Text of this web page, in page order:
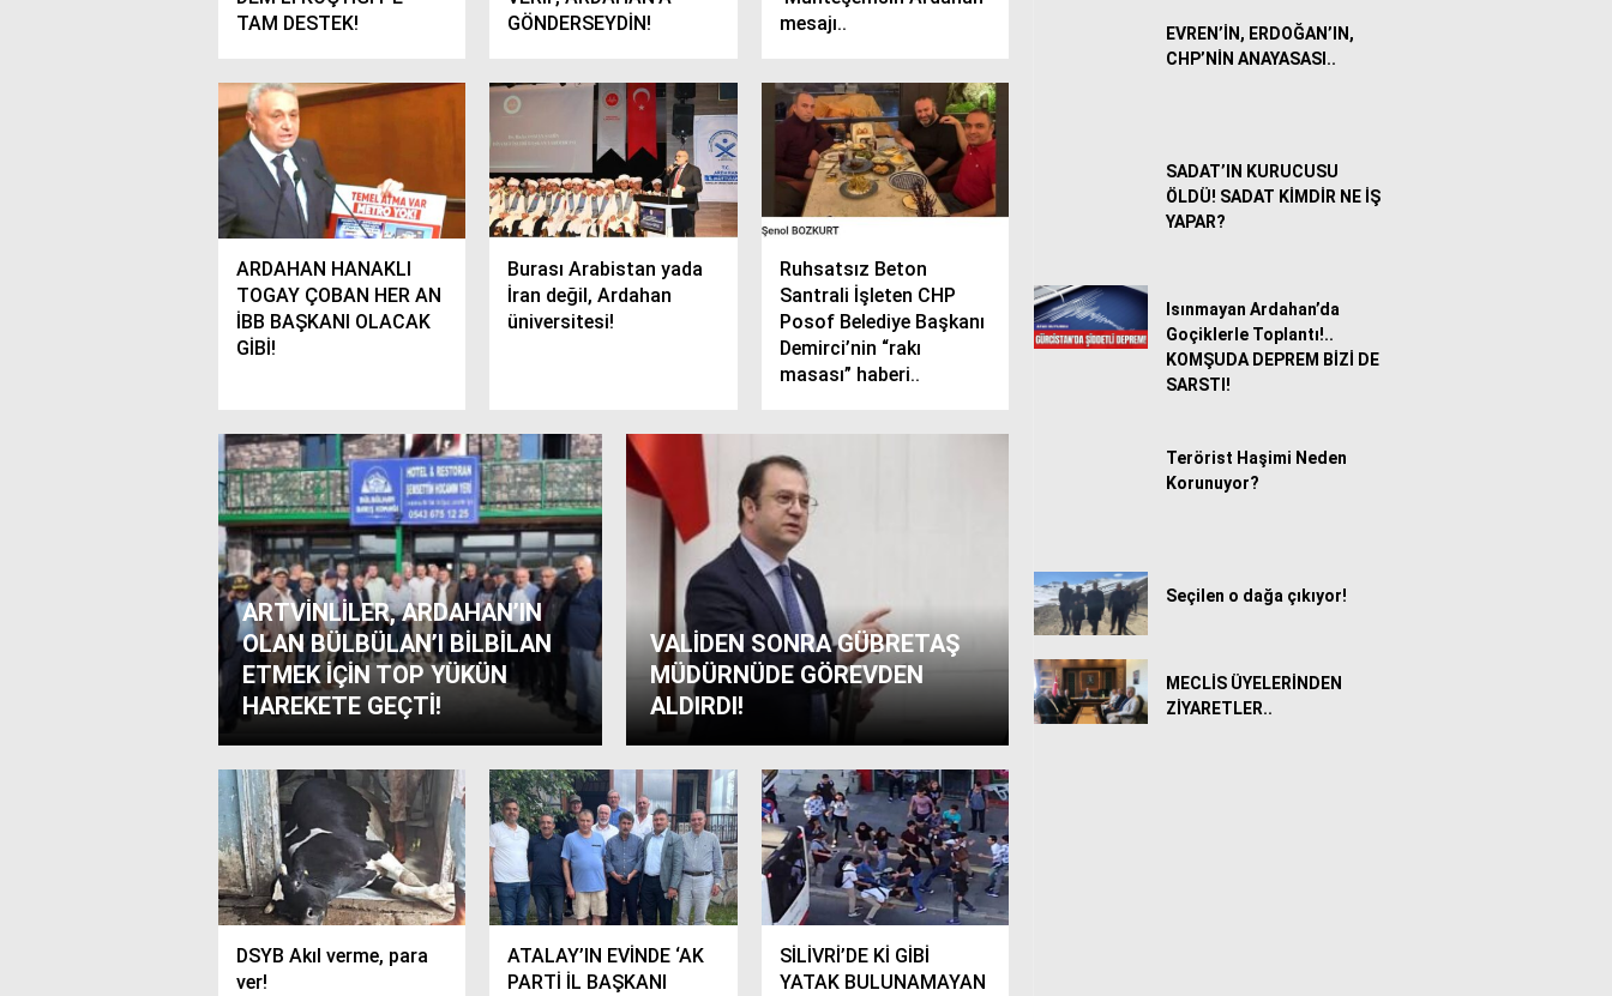
TAM DESTEK!
GÖNDERSEYDİN!
mesajı..
ARDAHAN HANAKLI
TOGAY ÇOBAN HER AN
İBB BAŞKANI OLACAK
GİBİ!
Burası Arabistan yada
İran değil, Ardahan
üniversitesi!
Ruhsatsız Beton
Santrali İşleten CHP
Posof Belediye Başkanı
Demirci’nin “rakı
masası” haberi..
ARTVİNLİLER, ARDAHAN’IN
OLAN BÜLBÜLAN’I BİLBİLAN
ETMEK İÇİN TOP YÜKÜN
HAREKETE GEÇTİ!
VALİDEN SONRA GÜBRETAŞ
MÜDÜRNÜDE GÖREVDEN
ALDIRDI!
DSYB Akıl verme, para
ver!
ATALAY’IN EVİNDE ‘AK
PARTİ İL BAŞKANI
SİLİVRİ’DE Kİ GİBİ
YATAK BULUNAMAYAN
EVREN’İN, ERDOĞAN’IN,
CHP’NİN ANAYASASI..
SADAT’IN KURUCUSU
ÖLDÜ! SADAT KİMDİR NE İŞ
YAPAR?
Isınmayan Ardahan’da
Goçiklerle Toplantı!..
KOMŞUDA DEPREM BİZİ DE
SARSTI!
Terörist Haşimi Neden
Korunuyor?
Seçilen o dağa çıkıyor!
MECLİS ÜYELERİNDEN
ZİYARETLER..